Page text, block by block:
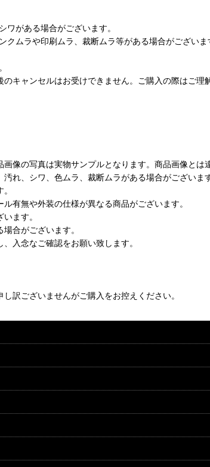
ワがある場合がございます。
ムラや印刷ムラ、裁断ムラ等がある場合がございま
キャンセルはお受けできません。ご購入の際はご理
像の写真は実物サンプルとなります。商品画像とは
れ、シワ、色ムラ、裁断ムラがある場合がございます
有無や外装の仕様が異なる商品がございます。
ます。
合がございます。
入念なご確認をお願い致します。
訳ございませんがご購入をお控えください。